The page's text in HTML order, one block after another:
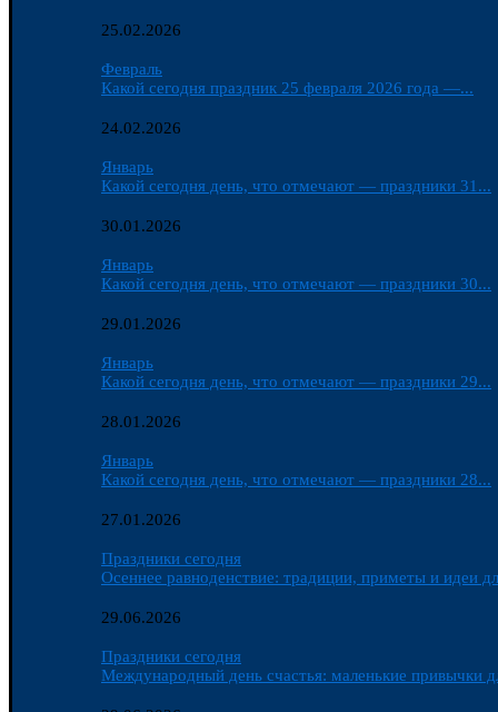
25.02.2026
Февраль
Какой сегодня праздник 25 февраля 2026 года —...
24.02.2026
Январь
Какой сегодня день, что отмечают — праздники 31...
30.01.2026
Январь
Какой сегодня день, что отмечают — праздники 30...
29.01.2026
Январь
Какой сегодня день, что отмечают — праздники 29...
28.01.2026
Январь
Какой сегодня день, что отмечают — праздники 28...
27.01.2026
Праздники сегодня
Осеннее равноденствие: традиции, приметы и идеи
29.06.2026
Праздники сегодня
Международный день счастья: маленькие привычки